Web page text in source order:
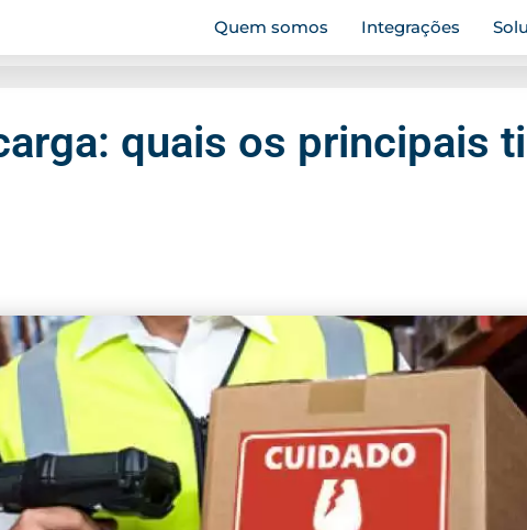
Quem somos Integrações
quais os principais